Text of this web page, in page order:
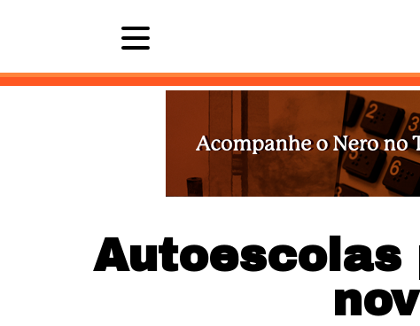
Autoescolas